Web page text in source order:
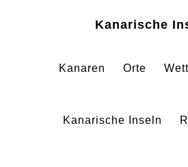
Kanarische
Kanaren Orte
Kanarische Inseln